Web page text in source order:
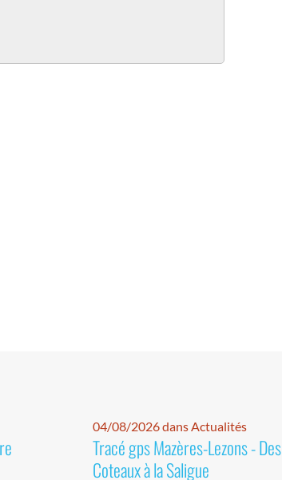
04/08/2026 dans Actualités
Tracé gps Mazères-Lezons - Des
Coteaux à la Saligue